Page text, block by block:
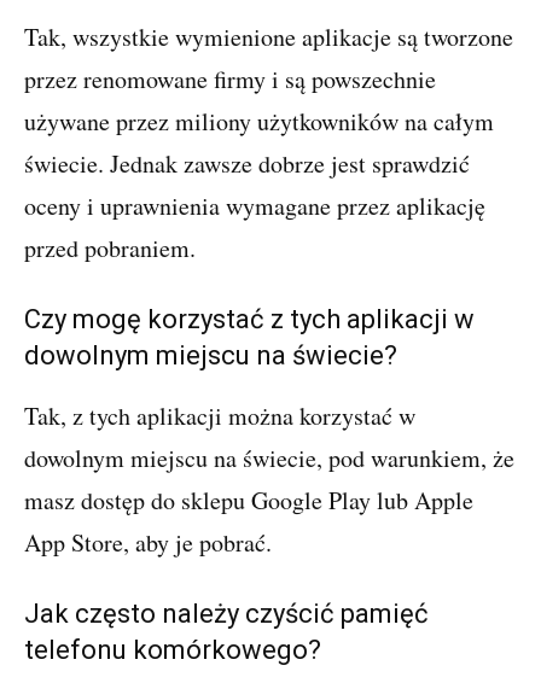
Tak, wszystkie wymienione aplikacje są tworzone
przez renomowane firmy i są powszechnie
używane przez miliony użytkowników na całym
świecie. Jednak zawsze dobrze jest sprawdzić
oceny i uprawnienia wymagane przez aplikację
przed pobraniem.
Czy mogę korzystać z tych aplikacji w
dowolnym miejscu na świecie?
Tak, z tych aplikacji można korzystać w
dowolnym miejscu na świecie, pod warunkiem, że
masz dostęp do sklepu Google Play lub Apple
App Store, aby je pobrać.
Jak często należy czyścić pamięć
telefonu komórkowego?